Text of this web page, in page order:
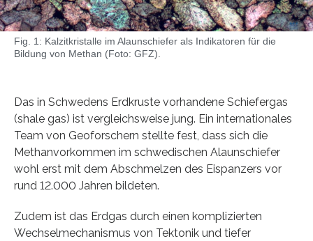
Fig. 1: Kalzitkristalle im Alaunschiefer als Indikatoren für die
Bildung von Methan (Foto: GFZ).
Das in Schwedens Erdkruste vorhandene Schiefergas
(shale gas) ist vergleichsweise jung. Ein internationales
Team von Geoforschern stellte fest, dass sich die
Methanvorkommen im schwedischen Alaunschiefer
wohl erst mit dem Abschmelzen des Eispanzers vor
rund 12.000 Jahren bildeten.
Zudem ist das Erdgas durch einen komplizierten
Wechselmechanismus von Tektonik und tiefer